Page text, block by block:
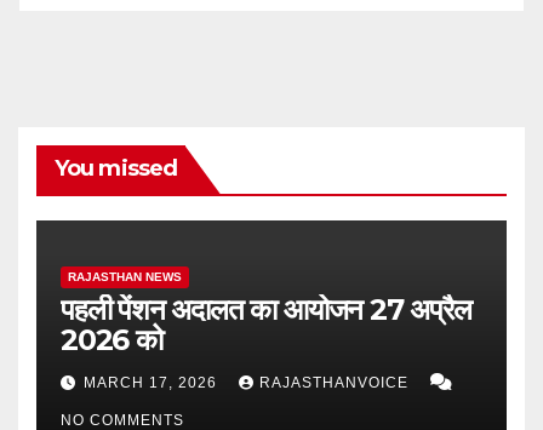
You missed
RAJASTHAN NEWS
पहली पेंशन अदालत का आयोजन 27 अप्रैल
2026 को
MARCH 17, 2026 RAJASTHANVOICE
NO COMMENTS